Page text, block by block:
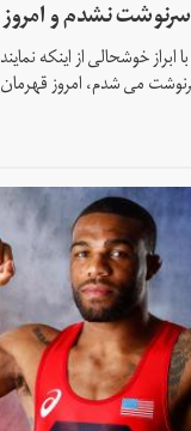
نشدم و
خوشحالی از اینکه
می شدم، امروز